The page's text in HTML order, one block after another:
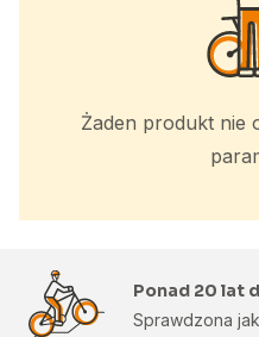
Żaden produkt nie
Ponad 20 lat
Sprawdzona